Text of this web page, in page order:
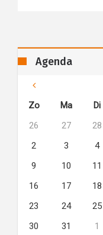
Agenda
Zo
Ma Di
26
27 28
2
3 4
9
10 11
16
17 18
23
24 25
30
31 1